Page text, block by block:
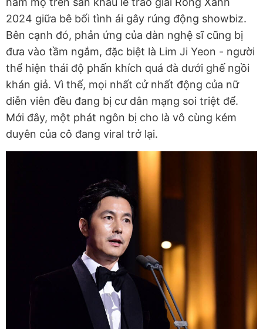
2024 giữa bê bối tình ái gây rúng động showbiz.
Bên cạnh đó, phản ứng của dàn nghệ sĩ cũng bị
đưa vào tầm ngắm, đặc biệt là Lim Ji Yeon - người
thể hiện thái độ phấn khích quá đà dưới ghế ngồi
khán giả. Vì thế, mọi nhất cử nhất động của nữ
diễn viên đều đang bị cư dân mạng soi triệt để.
Mới đây, một phát ngôn bị cho là vô cùng kém
duyên của cô đang viral trở lại.